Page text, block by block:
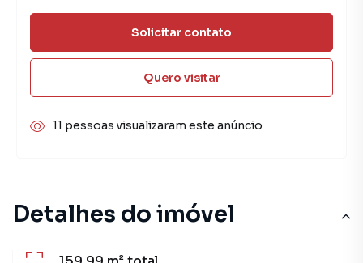
Detalhes do imóvel
Solicitar contato
Quero visitar
11 pessoas visualizaram este anúncio